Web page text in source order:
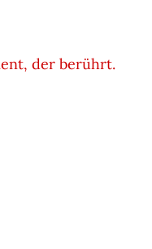
der berührt.